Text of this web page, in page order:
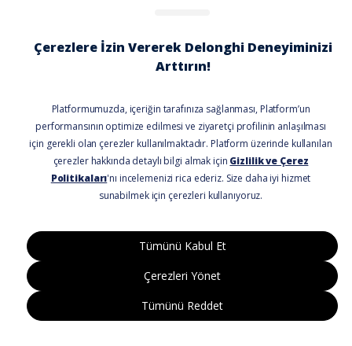
© De'Longhi Türkiye, Türkiye Distribütörü
DB SARUHAN ELEKTRİKLİ EV ALETLERİ
© De'Longhi Türkiye, Türkiye Distribütörü
DB SARUHAN ELEKTRİKLİ EV ALETLERİ PAZARLAMA
VE TİCARET ANONİM ŞİRKETİ